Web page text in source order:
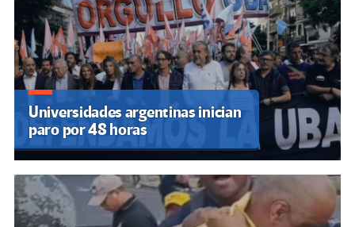
Universidades argentinas inician
paro por 48 horas